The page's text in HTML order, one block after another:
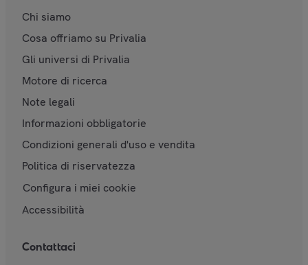
Chi siamo
Cosa offriamo su Privalia
Gli universi di Privalia
Motore di ricerca
Note legali
Informazioni obbligatorie
Condizioni generali d'uso e vendita
Politica di riservatezza
Configura i miei cookie
Accessibilità
Contattaci